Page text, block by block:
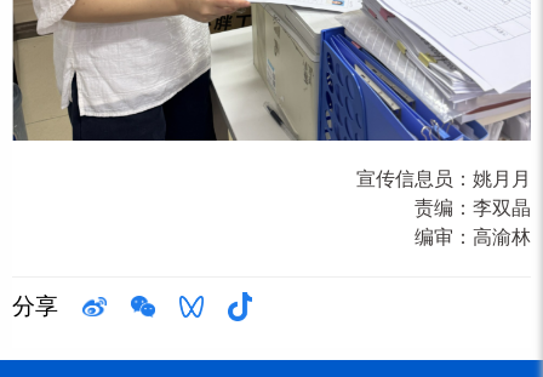
宣传信息员： 姚月月
责编： 李双晶
编审： 高渝林
分享